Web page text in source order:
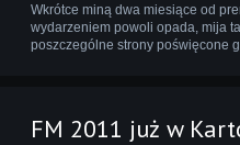
Wkrótce miną dwa miesiące od
wydarzeniem powoli opada, mija
poszczególne strony poświęcone
FM 2011 już w